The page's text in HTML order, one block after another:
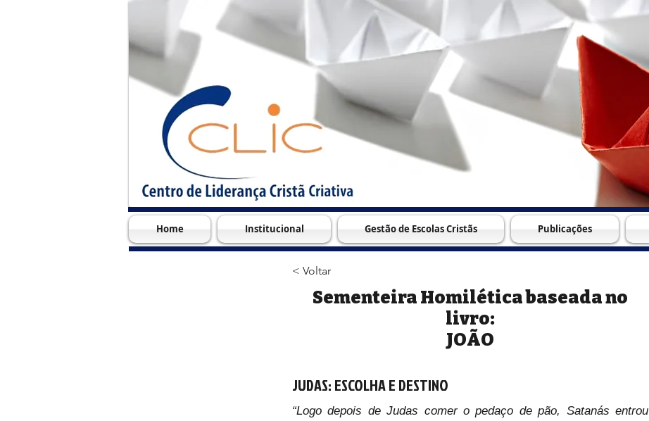
Home Institucional Gestão de Escolas Cristãs Publicações
< Voltar
Sementeira Homilética baseada no
livro:
JOÃO
JUDAS: ESCOLHA E DESTINO
“Logo depois de Judas comer o pedaço de pão, Satanás entrou